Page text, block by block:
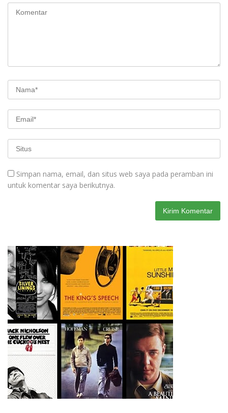
Simpan nama, email, dan situs web saya pada peramban ini
untuk komentar saya berikutnya.